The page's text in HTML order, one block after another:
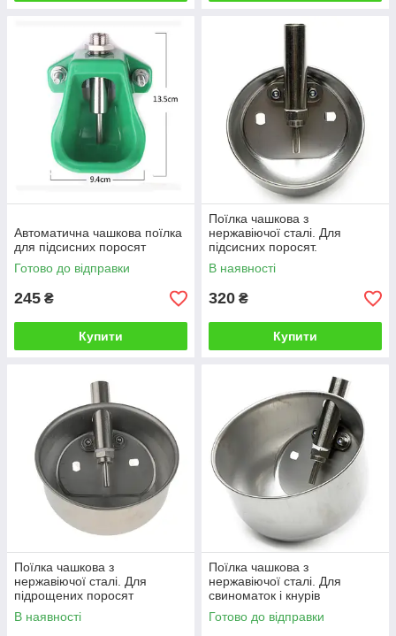
Автоматична чашкова поїлка
для підсисних поросят
Готово до відправки
245 ₴
Купити
Поїлка чашкова з
нержавіючої сталі. Для
підсисних поросят.
В наявності
320 ₴
Купити
Поїлка чашкова з
нержавіючої сталі. Для
підрощених поросят
В наявності
Поїлка чашкова з
нержавіючої сталі. Для
свиноматок і кнурів
Готово до відправки